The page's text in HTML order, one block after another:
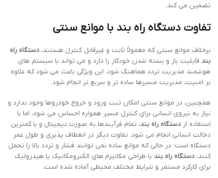
تضمین می کند.
تفاوت دستگاه راه بند با موانع سنتی
برخلاف موانع سنتی که معمولاً ثابت و غیرقابل کنترل هستند، دستگاه راه
بند قابلیت باز و بسته شدن خودکار را دارد و می تواند با سیستم های
هوشمند مدیریت تردد هماهنگ شود. این ویژگی باعث می شود که علاوه
بر امنیت، مدیریت مسیرها ساده تر و سریع تر انجام شود.
همچنین، در موانع سنتی امکان ثبت ورود و خروج خودروها وجود ندارد و
نیاز به نیروی انسانی برای کنترل مسیر همواره احساس می شود، اما با
استفاده از دستگاه راه بند، تمام فرآیندها به صورت دیجیتال و با کمترین
دخالت انسانی انجام می شود. تفاوت دیگر در انعطاف پذیری و طول عمر
دستگاه است؛ در حالی که موانع ساده نمی توانند فشار و تردد بالا را تحمل
کنند، دستگاه راه بند با طراحی مکانیزم های الکترومکانیک یا هیدرولیک
برای کارکرد مستمر و شرایط مختلف محیطی آماده شده است.